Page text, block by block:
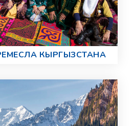
КЫРГЫЗСТАНА